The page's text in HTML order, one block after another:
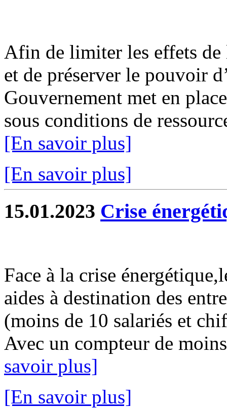
Afin de limiter les effets de
et de préserver le pouvoir
Gouvernement met en
sous conditions de
[En savoir plus]
[En savoir plus]
15.01.2023 Crise
Face à la crise
aides à destination des
(moins de 10 salariés et
Avec un compteur de
savoir plus]
[En savoir plus]